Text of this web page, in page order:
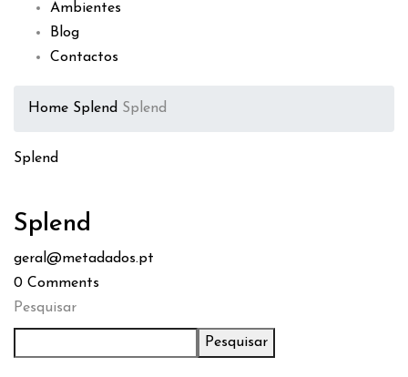
Ambientes
Blog
Contactos
Home Splend Splend
Splend
Splend
geral@metadados.pt
0 Comments
Pesquisar
Pesquisar